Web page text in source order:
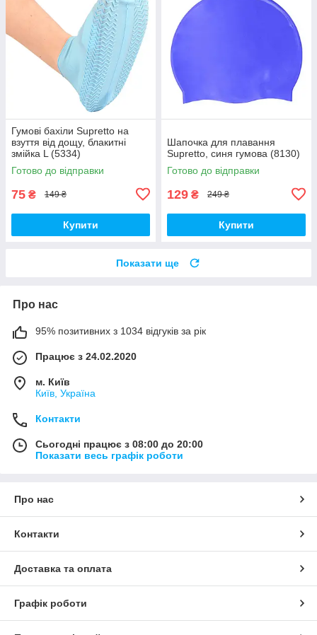
Гумові бахіли Supretto на
взуття від дощу, блакитні
змійка L (5334)
Готово до відправки
75 ₴ 149 ₴
Купити
Шапочка для плавання
Supretto, синя гумова (8130)
Готово до відправки
129 ₴ 249 ₴
Купити
Показати ще
Про нас
95% позитивних з 1034 відгуків за рік
Працює з 24.02.2020
м. Київ
Київ, Україна
Контакти
Сьогодні працює з 08:00 до 20:00
Показати весь графік роботи
Про нас
Контакти
Доставка та оплата
Графік роботи